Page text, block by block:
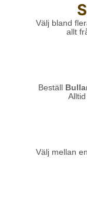
Välj bland
allt
Beställ
Välj mellan